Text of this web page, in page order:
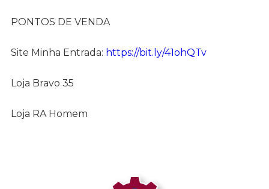
PONTOS DE VENDA
Site Minha Entrada: https://bit.ly/41ohQTv
Loja Bravo 35
Loja RA Homem